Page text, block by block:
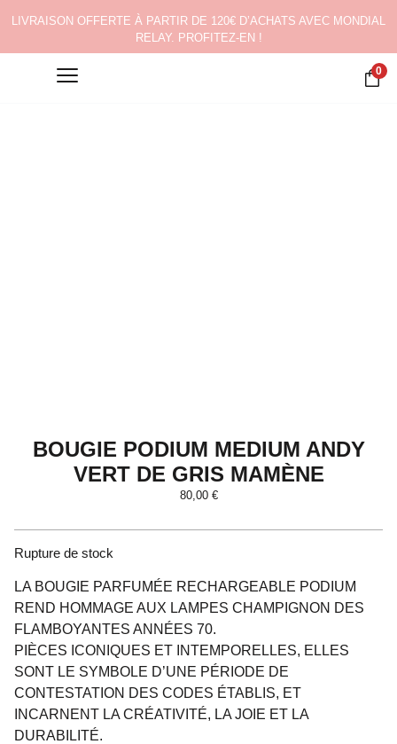
LIVRAISON OFFERTE À PARTIR DE 120€ D’ACHATS AVEC MONDIAL
RELAY. PROFITEZ-EN !
0
BOUGIE PODIUM MEDIUM ANDY
VERT DE GRIS MAMÈNE
80,00 €
Rupture de stock
LA BOUGIE PARFUMÉE RECHARGEABLE PODIUM
REND HOMMAGE AUX LAMPES CHAMPIGNON DES
FLAMBOYANTES ANNÉES 70.
PIÈCES ICONIQUES ET INTEMPORELLES, ELLES
SONT LE SYMBOLE D’UNE PÉRIODE DE
CONTESTATION DES CODES ÉTABLIS, ET
INCARNENT LA CRÉATIVITÉ, LA JOIE ET LA
DURABILITÉ.